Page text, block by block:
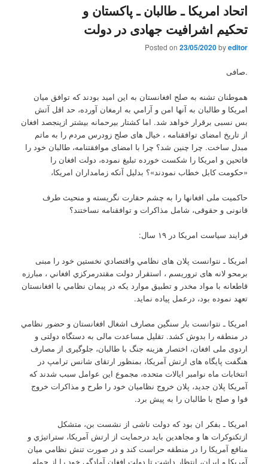
اتحاد امریکا ـ طالبان ـ پاکستان و
تحکیم اشرافیت جهادی در دولت
Posted on 23/05/2020byeditor
.صافی
هموطنان تشنه به صلح افغانستان به این امید بودند که توافق میان
امریکا و طالبان به آنها امن و آرامي به ارمغان آورده، حد اقل آتش
بس نسبی برقرار خواهد شد. اما کشتار بیرحمانه بیشتر ازپنجصد افغان
از تاریخ امضای توافقنامه ، خیال های صلح زودرس مردم را به ماتم
مبدل ساخت. چرا چنین شد؟ چرا با امضای موافقتنامه، طالبان خود را
فاتحین و امریکا را شکست خورده تبلیغ نموده، دولت افغان را
«حکومت کابل خطاب نمودند»؟ بدلیل آنکه زمامداران امریکا،
حاکمیت ملی افغانها را به چشم حقارت نگریسته و منحیث طرف
قانونی و حقوقی، شامل مذاکرات و توافقنامه نساختند؟
فرایند سیاست امریکا در ۱۹ سال:
امریکا ـ نتوانست پلان های نظامي واقتصادي نخستین خود را مبنی
برمحو لانه های تروریسم ، استقرار دولت مقتدرمرکزي افغاني ، مبارزه
قاطعانه با مواد مخدر و تطبیق موارد یکه در پیمان نظامي با افغانستان
تعهد نموده بود، درعمل پیاده نماید.
امریکا ـ نتوانست بار سنگین مصارف اشغال افغانستان و حضور نظامي
در منطقه را بدوش کشد. تقلیل مساعدت مالی به دستگاه دولتی و
اردوی ملی افغان، اختصار هزینه جنگ با طالبان، جلوگیری از مصارف
هنگفت پایگاه های ارتش آمریکا، بمنظور ارتقای شانس ترامپ در
انتخابات ماه نوامبر ایالات متحده، مجموع این عوامل سبب شدند که
آمریکا پلان جدید، پلان خروج نظامیان خود را طرح و مذاکرات خروج
قوا و صلح با طالبان را به پیش برد.
امریکا ـ بفکر ان بود که دولت ناشی از نشست بن، متشکل
ازتکنوکرات ها و مجاهدین باید درحمایت از ارتش آمریکا، ستراتیژي و
منافع آمریکا را در منطقه حراست کند و در صورت تنش نظامي میان
آمریکا و ایران، انتظار داشت تا دولت افغان آمادگي خود را از حمله